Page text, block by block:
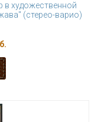
в художественной
(стерео-варио)